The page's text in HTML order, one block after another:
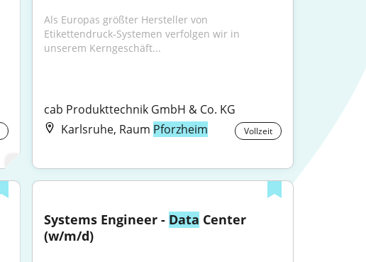
Als Europas größter Hersteller von
Etikettendruck-Systemen verfolgen wir in
unserem Kerngeschäft...
cab Produkttechnik GmbH & Co. KG
Karlsruhe, Raum Pforzheim Vollzeit
Systems Engineer - Data Center
(w/m/d)